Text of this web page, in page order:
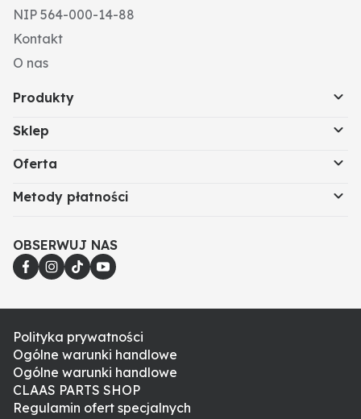
NIP 564-000-14-88
Kontakt
O nas
Produkty
Sklep
Oferta
Metody płatności
OBSERWUJ NAS
Polityka prywatności
Ogólne warunki handlowe
Ogólne warunki handlowe
CLAAS PARTS SHOP
Regulamin ofert specjalnych